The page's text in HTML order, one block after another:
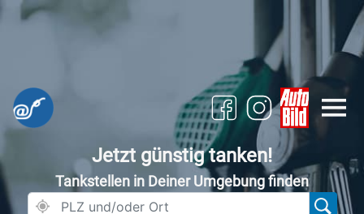
Jetzt günstig tanken!
Tankstellen in Deiner Umgebung finden